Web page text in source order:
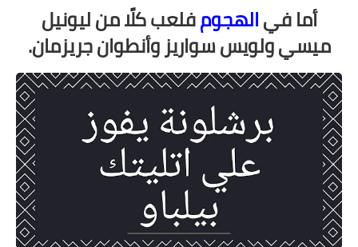
أما فيالهجومفلعب كلًا من ليونيل
ميسي ولويس سواريز وأنطوان جريزمان.